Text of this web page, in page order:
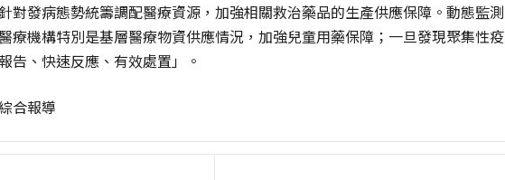
對發病態勢統籌調配醫療資源，加強相關救治藥品的生產供應保障。動態監測
療機構特別是基層醫療物資供應情況，加強兒童用藥保障；一旦發現聚集性疫
告、快速反應、有效處置」。
合報導